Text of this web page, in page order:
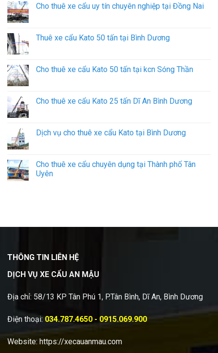
Cho thuê xe cẩu uy tín chuyên nghiệp tại Đồng Nai
Thuê xe cẩu Kato 50 tấn tại Bình Dương
Cho thuê xe cẩu Kato 50 tấn tại kcn Sóng Thần
Cho thuê xe cẩu Kato 25 tấn Dĩ An Bình Dương
Dịch vụ cho thuê xe cẩu Kato tại Bình Dương
Cho thuê xe cẩu chuyên dụng tại Thành phố Tân
Uyên
THÔNG TIN LIÊN HỆ
DỊCH VỤ XE CẨU AN MẬU
Địa chỉ: 58/13 KP Tân Phú 1, P.Tân Bình, Dĩ An, Bình Dương
Điện thoại: 034.787.4650 - 0915.069.900
Website: https://xecauanmau.com